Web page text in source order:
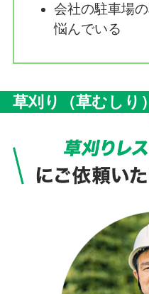
会社の駐車場
悩んでいる
草刈り（草むしり